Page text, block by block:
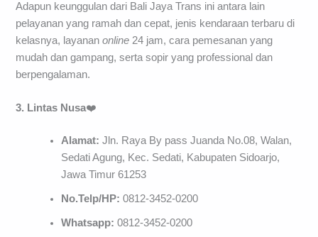
Adapun keunggulan dari Bali Jaya Trans ini antara lain
pelayanan yang ramah dan cepat, jenis kendaraan terbaru di
kelasnya, layananonline 24 jam, cara pemesanan yang
mudah dan gampang, serta sopir yang professional dan
berpengalaman.
3. Lintas Nusa❤️
Alamat:Jln. Raya By pass Juanda No.08, Walan,
Sedati Agung, Kec. Sedati, Kabupaten Sidoarjo,
Jawa Timur 61253
No.Telp/HP:0812-3452-0200
Whatsapp:0812-3452-0200